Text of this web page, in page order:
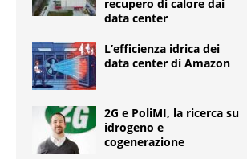
recupero di calore dai
data center
L’efficienza idrica dei
data center di Amazon
2G e PoliMI, la ricerca su
idrogeno e
cogenerazione